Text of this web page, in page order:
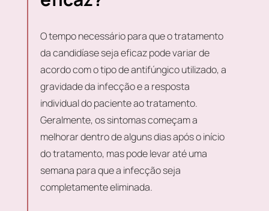
O tempo necessário para que o tratamento
da candidíase seja eficaz pode variar de
acordo com o tipo de antifúngico utilizado, a
gravidade da infecção e a resposta
individual do paciente ao tratamento.
Geralmente, os sintomas começam a
melhorar dentro de alguns dias após o início
do tratamento, mas pode levar até uma
semana para que a infecção seja
completamente eliminada.